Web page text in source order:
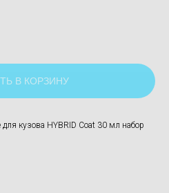
В КОРЗИНУ
кузова HYBRID Coat 30 мл набор